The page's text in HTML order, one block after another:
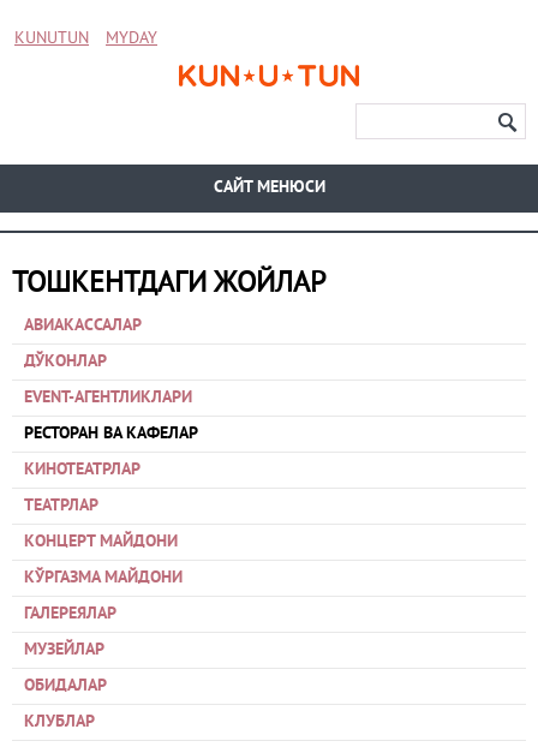
KUNUTUN MYDAY
CАЙТ МЕНЮСИ
ТОШКЕНТДАГИ ЖОЙЛАР
АВИАКАССАЛАР
ДЎКОНЛАР
EVENT-АГЕНТЛИКЛАРИ
РЕСТОРАН ВА КАФЕЛАР
КИНОТЕАТРЛАР
ТЕАТРЛАР
КОНЦЕРТ МАЙДОНИ
КЎРГАЗМА МАЙДОНИ
ГАЛЕРЕЯЛАР
МУЗЕЙЛАР
ОБИДАЛАР
КЛУБЛАР